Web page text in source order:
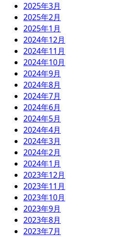
2025年3月
2025年2月
2025年1月
2024年12月
2024年11月
2024年10月
2024年9月
2024年8月
2024年7月
2024年6月
2024年5月
2024年4月
2024年3月
2024年2月
2024年1月
2023年12月
2023年11月
2023年10月
2023年9月
2023年8月
2023年7月